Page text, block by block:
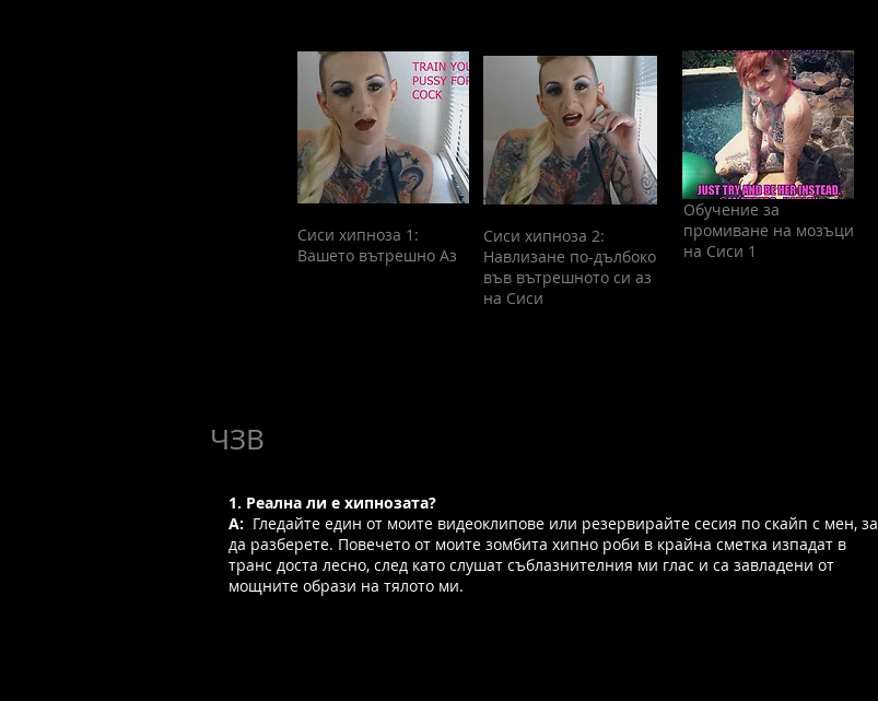
Сиси хипноза 1:
Вашето вътрешно Аз
Сиси хипноза 2:
Навлизане по-дълбоко
във вътрешното си аз
на Сиси
Обучение за
промиване на мозъци
на Сиси 1
ЧЗВ
1. Реална ли е хипнозата?
A: Гледайте един от моите видеоклипове или резервирайте сесия по скайп с мен, за
да разберете. Повечето от моите зомбита хипно роби в крайна сметка изпадат в
транс доста лесно, след като слушат съблазнителния ми глас и са завладени от
мощните образи на тялото ми.